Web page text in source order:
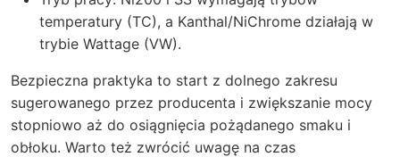
temperatury (TC), a Kanthal/NiChrome działają w
trybie Wattage (VW).
Bezpieczna praktyka to start z dolnego zakresu
sugerowanego przez producenta i zwiększanie mocy
stopniowo aż do osiągnięcia pożądanego smaku i
obłoku. Warto też zwrócić uwagę na czas